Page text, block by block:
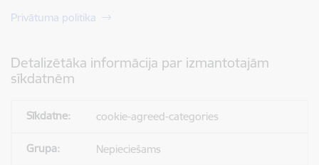
Privātuma politika
Detalizētāka informācija par izmantotajām
sīkdatnēm
cookie-agreed-categories
Nepieciešams